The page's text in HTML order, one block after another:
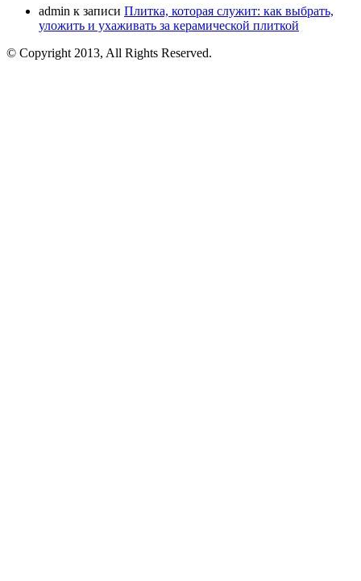
admin к записи Плитка, которая служит: как выбрать,
уложить и ухаживать за керамической плиткой
© Copyright 2013, All Rights Reserved.